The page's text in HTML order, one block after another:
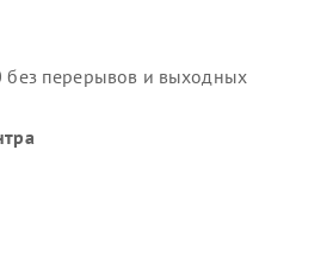
перерывов и выходных